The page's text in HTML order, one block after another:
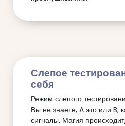
Слепое
себя
Режим слепого
Вы не знаете, A это или B,
сигналы. Магия